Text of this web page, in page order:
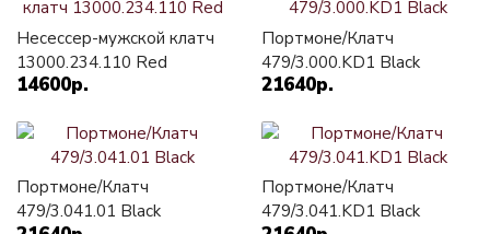
Несессер-мужской клатч
13000.234.110 Red
14600р.
Портмоне/Клатч
479/3.000.KD1 Black
21640р.
Портмоне/Клатч
479/3.041.01 Black
Портмоне/Клатч
479/3.041.KD1 Black